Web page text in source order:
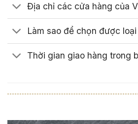
Địa chỉ các cửa hàng của
Làm sao để chọn được
Thời gian giao hàng trong